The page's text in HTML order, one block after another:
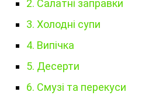
2. Салатні заправки
3. Холодні супи
4. Випічка
5. Десерти
6. Смузі та перекуси